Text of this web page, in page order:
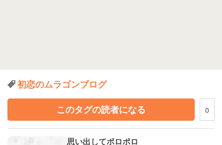
初恋のムラゴンブログ
このタグの読者になる
0
思い出してポロポロ